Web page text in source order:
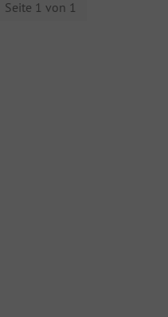
Seite 1 von 1